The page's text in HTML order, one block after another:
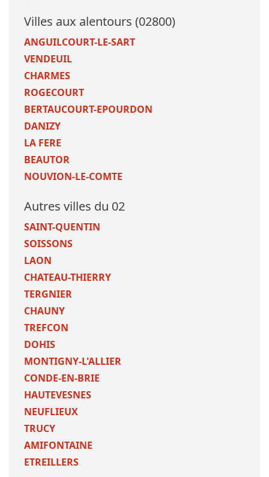
Villes aux alentours (02800)
ANGUILCOURT-LE-SART
VENDEUIL
CHARMES
ROGECOURT
BERTAUCOURT-EPOURDON
DANIZY
LA FERE
BEAUTOR
NOUVION-LE-COMTE
Autres villes du 02
SAINT-QUENTIN
SOISSONS
LAON
CHATEAU-THIERRY
TERGNIER
CHAUNY
TREFCON
DOHIS
MONTIGNY-L'ALLIER
CONDE-EN-BRIE
HAUTEVESNES
NEUFLIEUX
TRUCY
AMIFONTAINE
ETREILLERS